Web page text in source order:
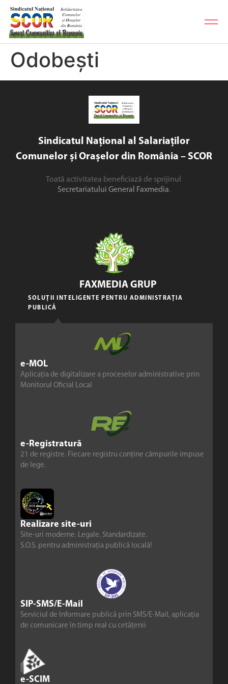
Odobești
Sindicatul Național al Salariaților
Comunelor și Orașelor din România – SCOR
Toată activitatea beneficiază de sprijinul
Secretariatului General Faxmedia.
e-MOL
Aplicația de digitalizare a proceselor administrative prin
Monitorul Oficial Local
e-Registratură
21 de registre. Fiecare registru conține câmpurile impuse
de lege.
Realizare site-uri
Site-uri moderne. Legale. Standardizate.
S.O.S. pentru administrația publică locală!
SIP-SMS/E-Mail
Serviciul de Informare publică prin SMS/E-Mail, aplicația
de comunicare în timp real cu cetățenii
e-SCIM
FAXMEDIA GRUP
SOLUȚII INTELIGENTE PENTRU ADMINISTRAȚIA
PUBLICĂ